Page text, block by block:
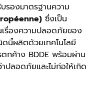
รองมาตรฐานความ
ซึ่งเป็น
เรื่องความปลอดภัยของ
นี้ผลิตด้วยเทคโนโลยี
กค้าง BDDE พร้อมผ่าน
ปลอดภัยและไม่ก่อให้เกิด